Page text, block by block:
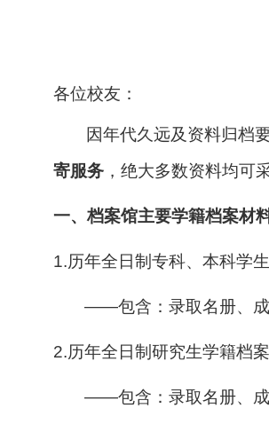
各位校友：
因年代久远及资料归档
寄服务 ，绝大多数资料均可
一、档案馆主要学籍档案材
1.历年全日制专科、本科学
——包含：录取名册、
2.历年全日制研究生学籍档案
——包含：录取名册、